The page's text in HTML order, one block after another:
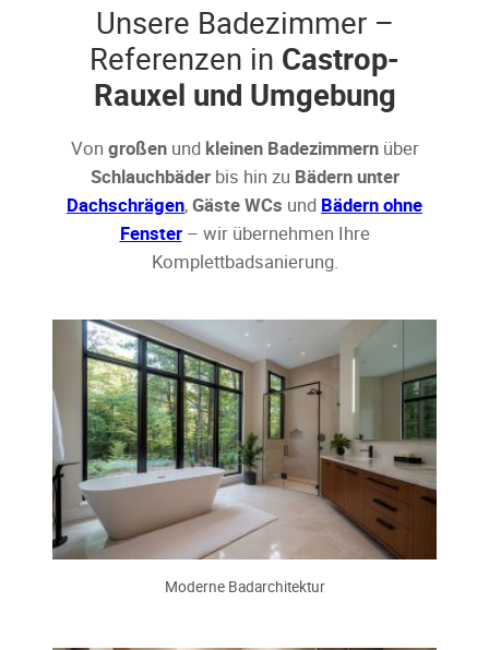
Unsere Badezimmer –
Referenzen in Castrop-
Rauxel und Umgebung
Von großenund kleinen Badezimmernüber
Schlauchbäderbis hin zu Bädern unter
Dachschrägen,Gäste WCs und Bädern ohne
Fenster– wir übernehmen Ihre
Komplettbadsanierung.
Moderne Badarchitektur